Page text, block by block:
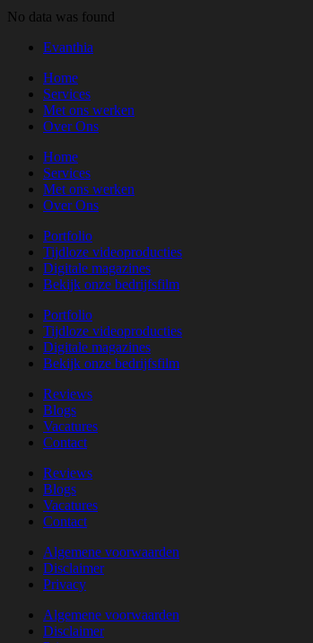
No data was found
Evanthia
Home
Services
Met ons werken
Over Ons
Home
Services
Met ons werken
Over Ons
Portfolio
Tijdloze videoproducties
Digitale magazines
Bekijk onze bedrijfsfilm
Portfolio
Tijdloze videoproducties
Digitale magazines
Bekijk onze bedrijfsfilm
Reviews
Blogs
Vacatures
Contact
Reviews
Blogs
Vacatures
Contact
Algemene voorwaarden
Disclaimer
Privacy
Algemene voorwaarden
Disclaimer